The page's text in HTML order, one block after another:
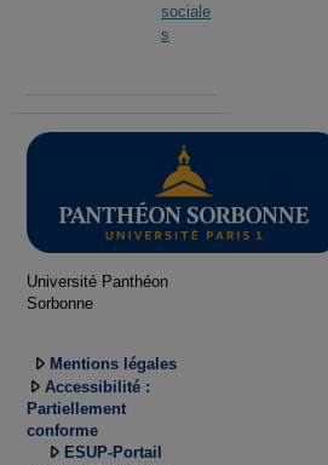
sociale
s
Université Panthéon
Sorbonne
Mentions légales
Accessibilité :
Partiellement
conforme
ESUP-Portail